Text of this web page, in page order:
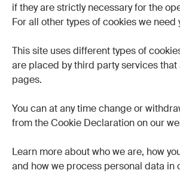
if they are strictly necessary for the
For all other types of cookies we need
This site uses different types of
are placed by third party services
pages.
You can at any time change or
from the Cookie Declaration on our
Learn more about who we are, how
and how we process personal data in